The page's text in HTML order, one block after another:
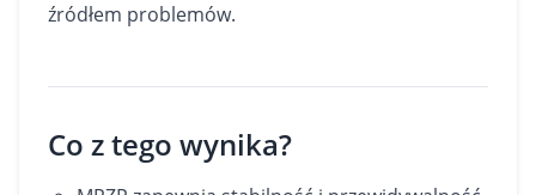
źródłem problemów.
Co z tego wynika?